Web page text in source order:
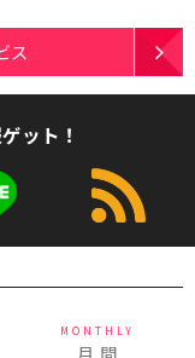
ス
ット！
MONTHLY
月 間